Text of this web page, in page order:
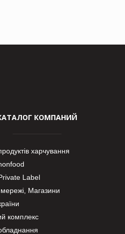
КОМПАНИЙ
харчування
Label
мережі, Магазини
комплекс